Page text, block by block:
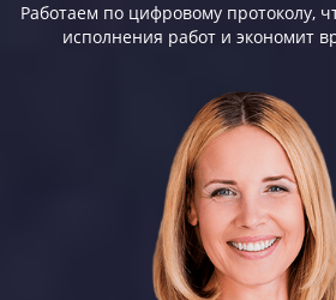
Работаем по цифровому протоколу,
исполнения работ и экономит